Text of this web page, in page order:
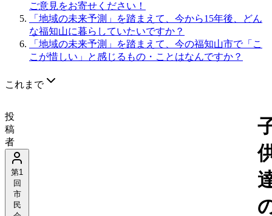
ご意見をお寄せください！
「地域の未来予測」を踏まえて、今から15年後、どん
な福知山に暮らしていたいですか？
「地域の未来予測」を踏まえて、今の福知山市で「こ
こが惜しい」と感じるもの・ことはなんですか？
これまで
投
稿
者
第1
回
市
民